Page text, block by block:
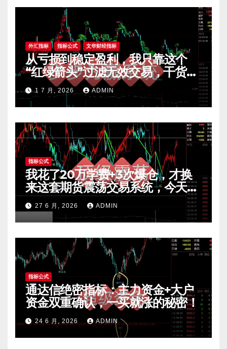
外汇指标 指标公式 文华财经指标
从亏损到稳定盈利，我只靠这个
“红绿箭头”过滤无效交易，干货全
公开 mt4指标
1 7 月, 2026 ADMIN
指标公式
我花了20万学费+3次爆仓，才换
来这套期货震荡交易系统，今天免
费公开核心逻辑
27 6 月, 2026 ADMIN
指标公式
通达信绝密指标：主力资金+大户
资金双重确认，一买就涨的秘密！
24 6 月, 2026 ADMIN